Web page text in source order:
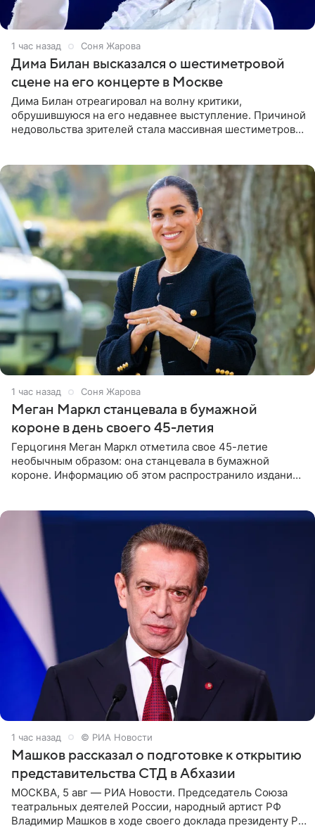
1 час назад Соня Жарова
Дима Билан высказался о шестиметровой
сцене на его концерте в Москве
Дима Билан отреагировал на волну критики,
обрушившуюся на его недавнее выступление. Причиной
недовольства зрителей стала массивная шестиметровая
1 час назад Соня Жарова
Меган Маркл станцевала в бумажной
короне в день своего 45-летия
Герцогиня Меган Маркл отметила свое 45-летие
необычным образом: она станцевала в бумажной
короне. Информацию об этом распространило издание
1 час назад © РИА Новости
Машков рассказал о подготовке к открытию
представительства СТД в Абхазии
МОСКВА, 5 авг — РИА Новости. Председатель Союза
театральных деятелей России, народный артист РФ
Владимир Машков в ходе своего доклада президенту РФ